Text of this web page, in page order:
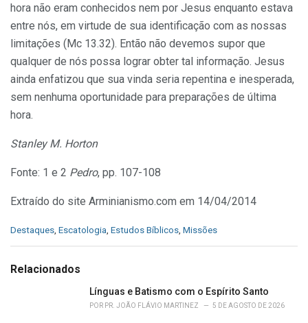
hora não eram conhecidos nem por Jesus enquanto estava
entre nós, em virtude de sua identificação com as nossas
limitações (Mc 13.32). Então não devemos supor que
qualquer de nós possa lograr obter tal informação. Jesus
ainda enfatizou que sua vinda seria repentina e inesperada,
sem nenhuma oportunidade para preparações de última
hora.
Stanley M. Horton
Fonte: 1 e 2 Pedro, pp. 107-108
Extraído do site Arminianismo.com em 14/04/2014
C
e
Destaques Escatologia Estudos Bíblicos Missões
Relacionados
Línguas e Batismo com o Espírito Santo
POR PR. JOÃO FLÁVIO MARTINEZ 5 DE AGOSTO DE 2026